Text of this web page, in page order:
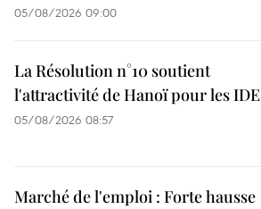
05/08/2026 09:00
La Résolution n°10 soutient
l'attractivité de Hanoï pour les IDE
05/08/2026 08:57
Marché de l'emploi : Forte hausse